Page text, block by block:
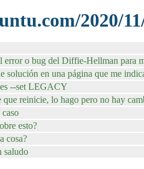
2020/
error o bug del Diffie-Hellman para
solución en una página que me
--set LEGACY
reinicie, lo hago pero no hay
esto?
cosa?
saludo